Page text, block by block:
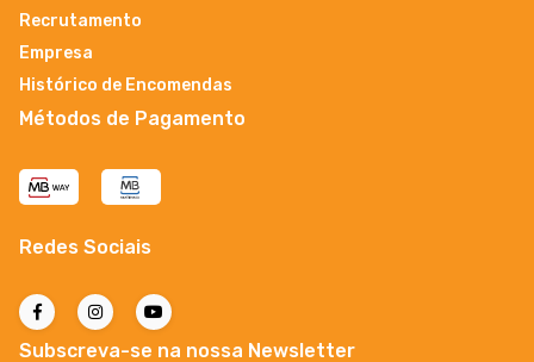
Recrutamento
Empresa
Histórico de Encomendas
Métodos de Pagamento
Redes Sociais
Subscreva-se na nossa Newsletter